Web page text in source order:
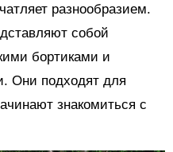
разнообразием.
собой
бортиками и
Они подходят для
знакомиться с